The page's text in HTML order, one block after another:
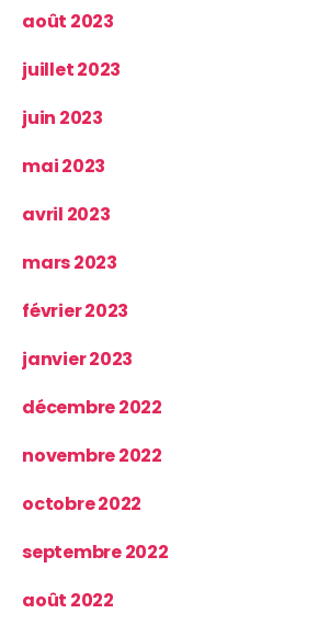
août 2023
juillet 2023
juin 2023
mai 2023
avril 2023
mars 2023
février 2023
janvier 2023
décembre 2022
novembre 2022
octobre 2022
septembre 2022
août 2022